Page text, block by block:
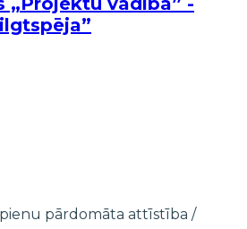
pārdomāta attīstība /